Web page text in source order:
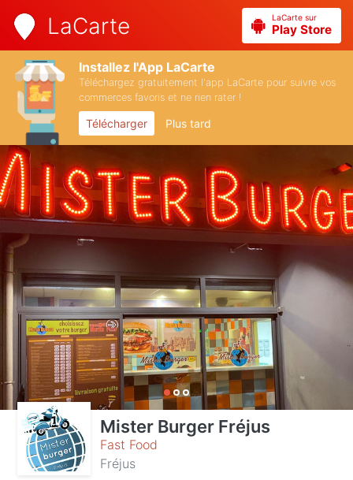
LaCarte LaCarte sur
Play Store
Installez l'App LaCarte
Téléchargez gratuitement l'app LaCarte pour suivre vos
commerces favoris et ne rien rater !
Télécharger Plus tard
Mister Burger Fréjus
Fast Food
Fréjus